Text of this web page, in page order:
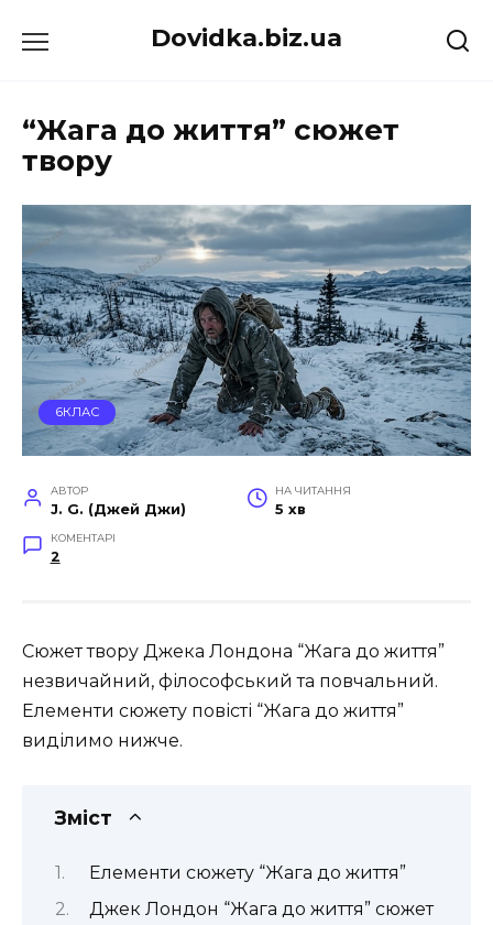
до
Dovidka.biz.ua
“Жага до життя” сюжет
твору
6КЛАС
АВТОР
J. G. (Джей Джи)
НА ЧИТАННЯ
5 хв
КОМЕНТАРІ
2
Сюжет твору Джека Лондона “Жага до життя”
незвичайний, філософський та повчальний.
Елементи сюжету повісті “Жага до життя”
виділимо нижче.
Зміст
Елементи сюжету “Жага до життя”
Джек Лондон “Жага до життя” сюжет